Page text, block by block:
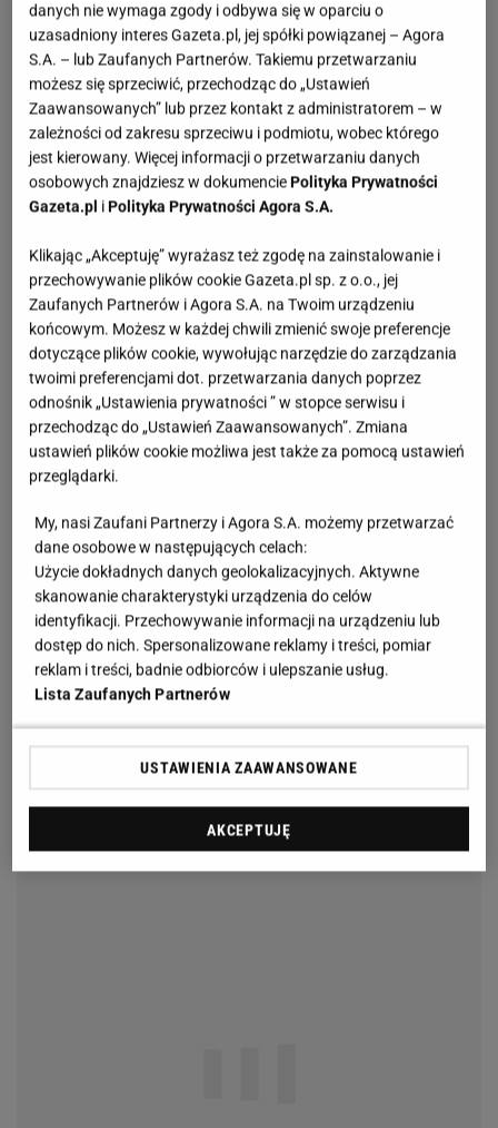
to mamy ideał. Tak właśnie wyglądają zamszowe
śniegowce z Reserved, które w ekspresowym
tempie znikają z magazynów.To dosłownie ostatnie
sztuki, więc jeśli marzą ci siębuty, które są
jednocześnie modne i przytulne, nie ma na co
czekać.
danych nie wymaga zgody i odbywa się w oparciu o
uzasadniony interes Gazeta.pl, jej spółki powiązanej – Agora
S.A. – lub Zaufanych Partnerów. Takiemu przetwarzaniu
możesz się sprzeciwić, przechodząc do „Ustawień
Zaawansowanych” lub przez kontakt z administratorem – w
zależności od zakresu sprzeciwu i podmiotu, wobec którego
jest kierowany. Więcej informacji o przetwarzaniu danych
osobowych znajdziesz w dokumenciePolityka Prywatności
Gazeta.pl iPolityka Prywatności Agora S.A.
Klikając „Akceptuję” wyrażasz też zgodę na zainstalowanie i
przechowywanie plików cookie Gazeta.pl sp. z o.o., jej
Zaufanych Partnerów i Agora S.A. na Twoim urządzeniu
końcowym. Możesz w każdej chwili zmienić swoje preferencje
dotyczące plików cookie, wywołując narzędzie do zarządzania
twoimi preferencjami dot. przetwarzania danych poprzez
odnośnik „Ustawienia prywatności ” w stopce serwisu i
przechodząc do „Ustawień Zaawansowanych”. Zmiana
ustawień plików cookie możliwa jest także za pomocą ustawień
przeglądarki.
My, nasi Zaufani Partnerzy i Agora S.A. możemy przetwarzać
dane osobowe w następujących celach:
Użycie dokładnych danych geolokalizacyjnych. Aktywne
skanowanie charakterystyki urządzenia do celów
identyfikacji. Przechowywanie informacji na urządzeniu lub
dostęp do nich. Spersonalizowane reklamy i treści, pomiar
reklam i treści, badnie odbiorców i ulepszanie usług.
Lista Zaufanych Partnerów
USTAWIENIA ZAAWANSOWANE
AKCEPTUJĘ